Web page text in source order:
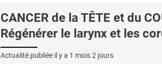
CANCER de la TÊTE et du
Régénérer le larynx et les
Actualité publiée il y a 1 mois 2 jours